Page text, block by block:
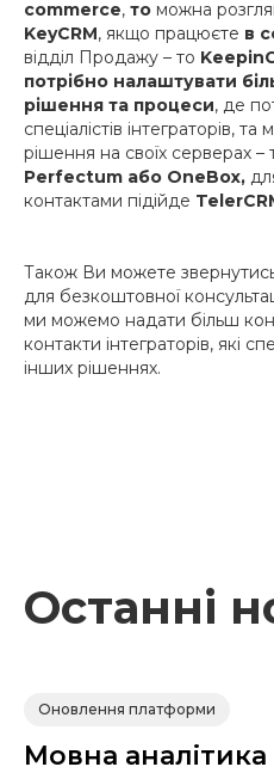
commerce, то можна
KeyCRM, якщо працюєте в
відділ Продажу – то
потрібно налаштувати
рішення та процеси, де
спеціалістів інтеграторів,
рішення на своїх серверах
Perfectum або OneBox,
контактами підійде
Також Ви можете
для безкоштовної
ми можемо надати більш
контакти інтеграторів, які
інших рішеннях.
Останні
Оновлення платформи
Мовна аналітика